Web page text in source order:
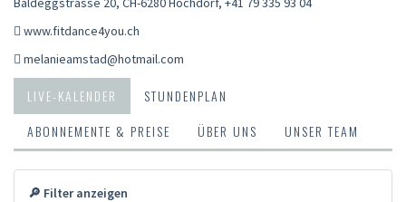
www.fitdance4you.ch
melanieamstad@hotmail.com
LIVE-KALENDER
STUNDENPLAN
ABONNEMENTE & PREISE
ÜBER UNS UNSER TEAM
🔎 Filter anzeigen